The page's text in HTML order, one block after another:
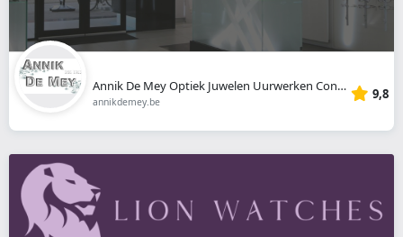
Annik De Mey Optiek Juwelen Uurwerken Contactlenzen
annikdemey.be 9,8